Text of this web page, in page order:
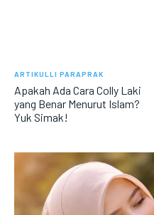
ARTIKULLI PARAPRAK
Apakah Ada Cara Colly Laki
yang Benar Menurut Islam?
Yuk Simak!